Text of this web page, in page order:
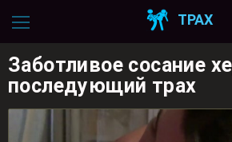
ТРАХ
Заботливое сосание
последующий трах